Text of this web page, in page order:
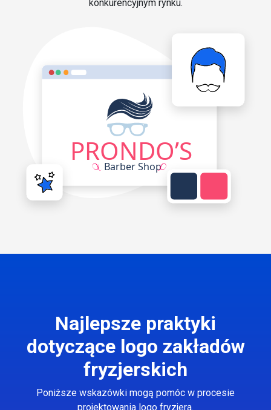
konkurencyjnym rynku.
Najlepsze praktyki
dotyczące logo zakładów
fryzjerskich
Poniższe wskazówki mogą pomóc w procesie
projektowania logo fryzjera.